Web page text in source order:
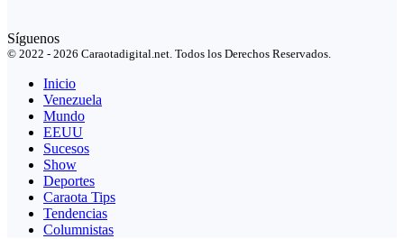
Síguenos
© 2022 - 2026 Caraotadigital.net. Todos los Derechos Reservados.
Inicio
Venezuela
Mundo
EEUU
Sucesos
Show
Deportes
Caraota Tips
Tendencias
Columnistas